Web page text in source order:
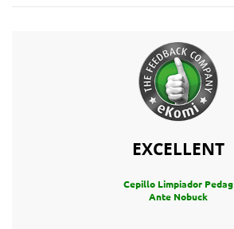
EXCELLENT
Cepillo Limpiador Pedag
Ante Nobuck